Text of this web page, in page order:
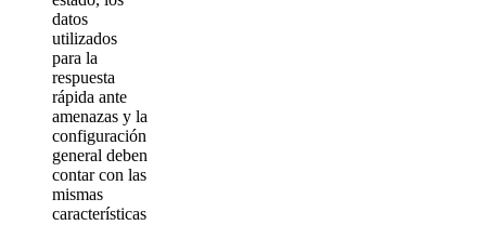
datos
utilizados
para la
respuesta
rápida ante
amenazas y la
configuración
general deben
contar con las
mismas
características